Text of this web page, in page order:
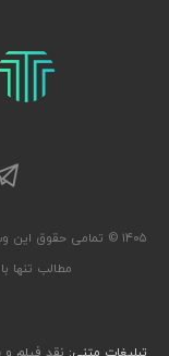
تکراتو – زندگی با
۱۴۰۵ © تمامی حقوق این وب سایت برای
مطالب تنها
تبلیغات متنی: نقد فیلم و